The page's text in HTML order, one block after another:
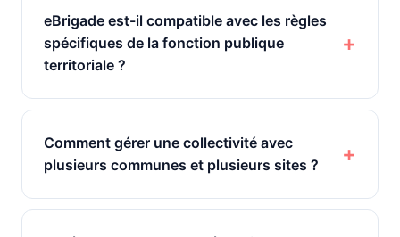
eBrigade est-il compatible avec les règles
spécifiques de la fonction publique
territoriale ?
Comment gérer une collectivité avec
plusieurs communes et plusieurs sites ?